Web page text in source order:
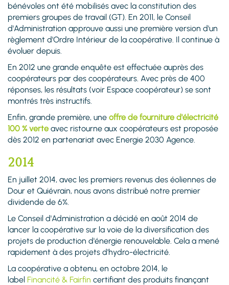
bénévoles ont été mobilisés avec la constitution des
premiers groupes de travail (GT). En 2011, le Conseil
d'Administration approuve aussi une première version d'un
règlement d'Ordre Intérieur de la coopérative. Il continue à
évoluer depuis.
En 2012 une grande enquête est effectuée auprès des
coopérateurs par des coopérateurs. Avec près de 400
réponses, les résultats (voir Espace coopérateur) se sont
montrés très instructifs.
Enfin, grande première, une offre de fourniture d'électricité
100 % verte avec ristourne aux coopérateurs est proposée
dès 2012 en partenariat avec Energie 2030 Agence.
2014
En juillet 2014, avec les premiers revenus des éoliennes de
Dour et Quiévrain, nous avons distribué notre premier
dividende de 6%.
Le Conseil d'Administration a décidé en août 2014 de
lancer la coopérative sur la voie de la diversification des
projets de production d'énergie renouvelable. Cela a mené
rapidement à des projets d'hydro-électricité.
La coopérative a obtenu, en octobre 2014, le
label Financité & Fairfin certifiant des produits finançant